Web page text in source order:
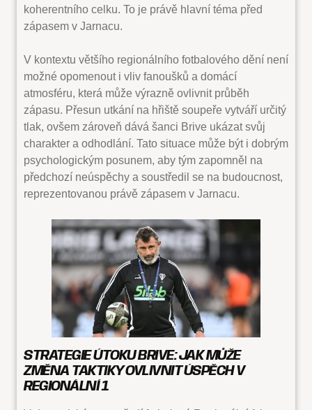
koherentního celku. To je právě hlavní téma před
zápasem v Jarnacu.
V kontextu většího regionálního fotbalového dění není
možné opomenout i vliv fanoušků a domácí
atmosféru, která může výrazně ovlivnit průběh
zápasu. Přesun utkání na hřiště soupeře vytváří určitý
tlak, ovšem zároveň dává šanci Brive ukázat svůj
charakter a odhodlání. Tato situace může být i dobrým
psychologickým posunem, aby tým zapomněl na
předchozí neúspěchy a soustředil se na budoucnost,
reprezentovanou právě zápasem v Jarnacu.
STRATEGIE ÚTOKU BRIVE: JAK MŮŽE
ZMĚNA TAKTIKY OVLIVNIT ÚSPĚCH V
REGIONÁLNÍ 1